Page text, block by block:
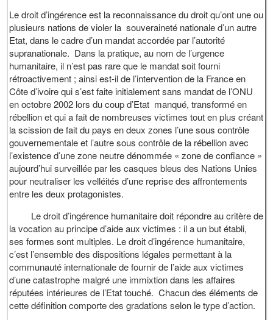
Le droit d’ingérence est la reconnaissance du droit qu’ont une ou
plusieurs nations de violer la souveraineté nationale d’un autre
Etat, dans le cadre d’un mandat accordée par l’autorité
supranationale. Dans la pratique, au nom de l’urgence
humanitaire, il n’est pas rare que le mandat soit fourni
rétroactivement ; ainsi est-il de l’intervention de la France en
Côte d’ivoire qui s’est faite initialement sans mandat de l’ONU
en octobre 2002 lors du coup d’Etat manqué, transformé en
rébellion et qui a fait de nombreuses victimes tout en plus créant
la scission de fait du pays en deux zones l’une sous contrôle
gouvernementale et l’autre sous contrôle de la rébellion avec
l’existence d’une zone neutre dénommée « zone de confiance »
aujourd’hui surveillée par les casques bleus des Nations Unies
pour neutraliser les velléités d’une reprise des affrontements
entre les deux protagonistes.
Le droit d’ingérence humanitaire doit répondre au critère de
la vocation au principe d’aide aux victimes : il a un but établi,
ses formes sont multiples. Le droit d’ingérence humanitaire,
c’est l’ensemble des dispositions légales permettant à la
communauté internationale de fournir de l’aide aux victimes
d’une catastrophe malgré une immixtion dans les affaires
réputées intérieures de l’Etat touché. Chacun des éléments de
cette définition comporte des gradations selon le type d’action.